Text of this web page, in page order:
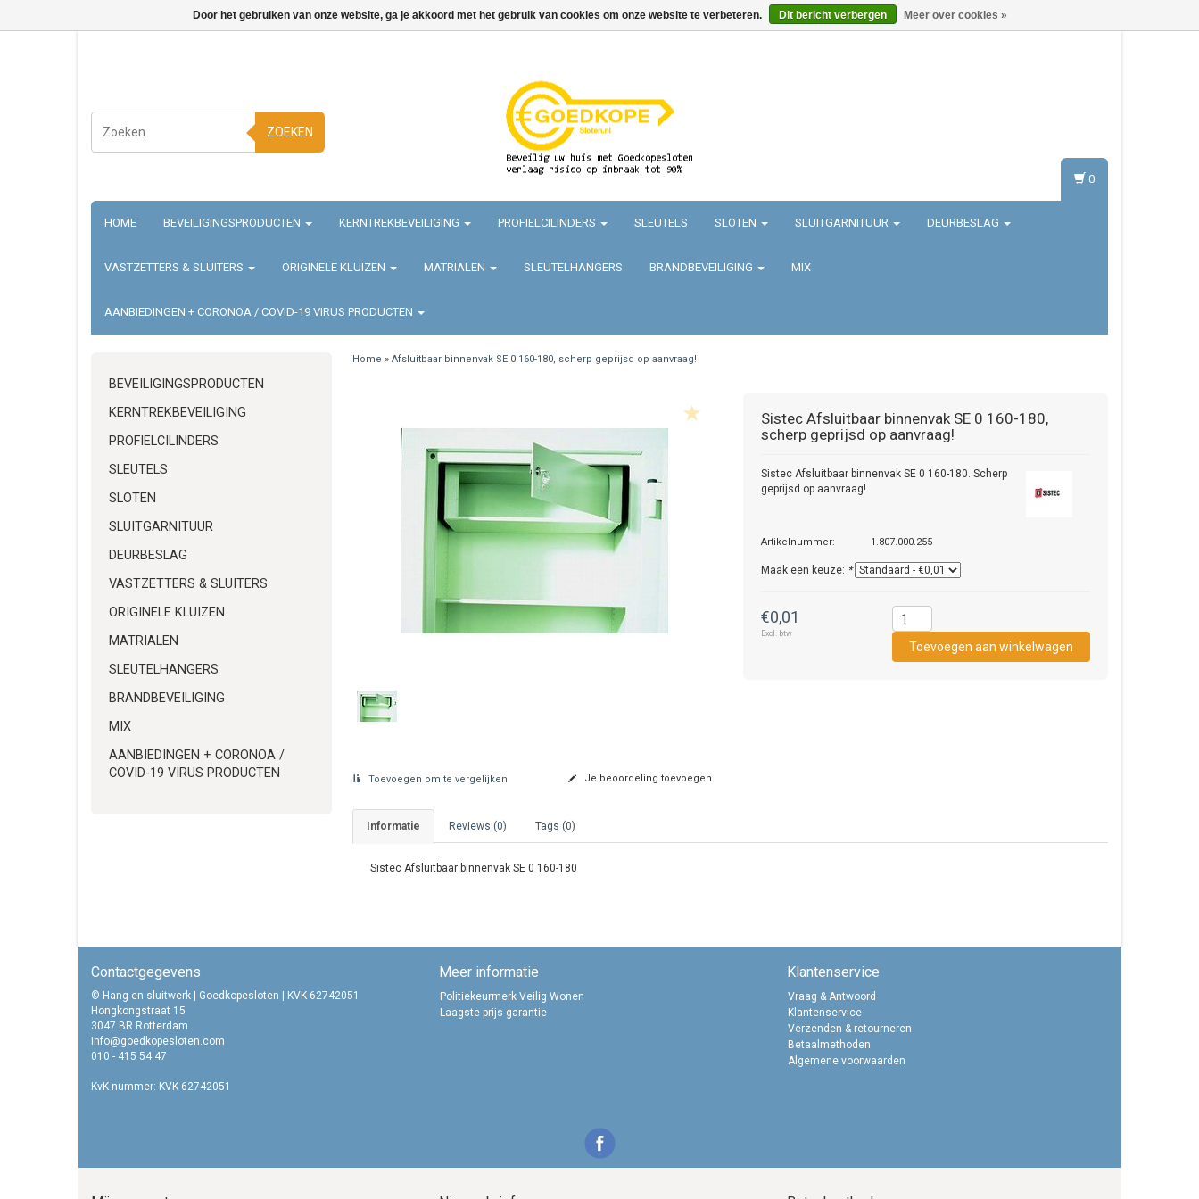
ZOEKEN
HOME BEVEILIGINGSPRODUCTEN KERNTREKBEVEILIGING PROFIELCILINDERS SLEUTELS SLOTEN SLUITGARNITUUR DEURBESLAG
VASTZETTERS & SLUITERS ORIGINELE KLUIZEN MATRIALEN SLEUTELHANGERS BRANDBEVEILIGING MIX
AANBIEDINGEN + CORONOA / COVID-19 VIRUS PRODUCTEN
0
BEVEILIGINGSPRODUCTEN
KERNTREKBEVEILIGING
PROFIELCILINDERS
SLEUTELS
SLOTEN
SLUITGARNITUUR
DEURBESLAG
VASTZETTERS & SLUITERS
ORIGINELE KLUIZEN
MATRIALEN
SLEUTELHANGERS
BRANDBEVEILIGING
MIX
AANBIEDINGEN + CORONOA /
COVID-19 VIRUS PRODUCTEN
Home » Afsluitbaar binnenvak SE 0 160-180, scherp geprijsd op aanvraag!
Sistec Afsluitbaar binnenvak SE 0 160-180,
scherp geprijsd op aanvraag!
Sistec Afsluitbaar binnenvak SE 0 160-180. Scherp
geprijsd op aanvraag!
Artikelnummer: 1.807.000.255
Maak een keuze: *
€0,01
Excl. btw
Toevoegen om te vergelijken Je beoordeling toevoegen
Informatie Reviews (0) Tags (0)
Sistec Afsluitbaar binnenvak SE 0 160-180
Contactgegevens
© Hang en sluitwerk | Goedkopesloten | KVK 62742051
Hongkongstraat 15
3047 BR Rotterdam
info@goedkopesloten.com
010 - 415 54 47
KvK nummer: KVK 62742051
Meer informatie
Politiekeurmerk Veilig Wonen
Laagste prijs garantie
Klantenservice
Vraag & Antwoord
Klantenservice
Verzenden & retourneren
Betaalmethoden
Algemene voorwaarden
Door het gebruiken van onze website, ga je akkoord met het gebruik van cookies om onze website te verbeteren. Dit bericht verbergen Meer over cookies »